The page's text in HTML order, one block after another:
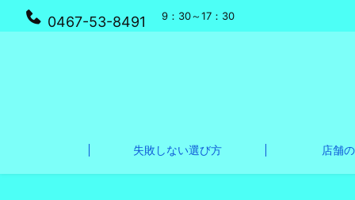
0467-53-8491 9：30～17：30
失敗しない選び方 店舗